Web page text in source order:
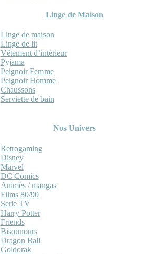
Linge de Maison
Linge de maison
Linge de lit
Vêtement d’intérieur
Pyjama
Peignoir Femme
Peignoir Homme
Chaussons
Serviette de bain
Nos Univers
Retrogaming
Disney
Marvel
DC Comics
Animés / mangas
Films 80/90
Serie TV
Harry Potter
Friends
Bisounours
Dragon Ball
Goldorak